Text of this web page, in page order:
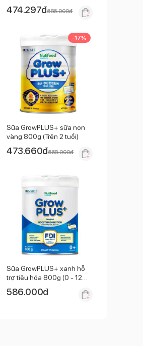
474.297đ586.000đ
-17%
Sữa GrowPLUS+ sữa non
vàng 800g (Trên 2 tuổi)
473.660đ568.000đ
Sữa GrowPLUS+ xanh hỗ
trợ tiêu hóa 800g (0 - 12
586.000đ